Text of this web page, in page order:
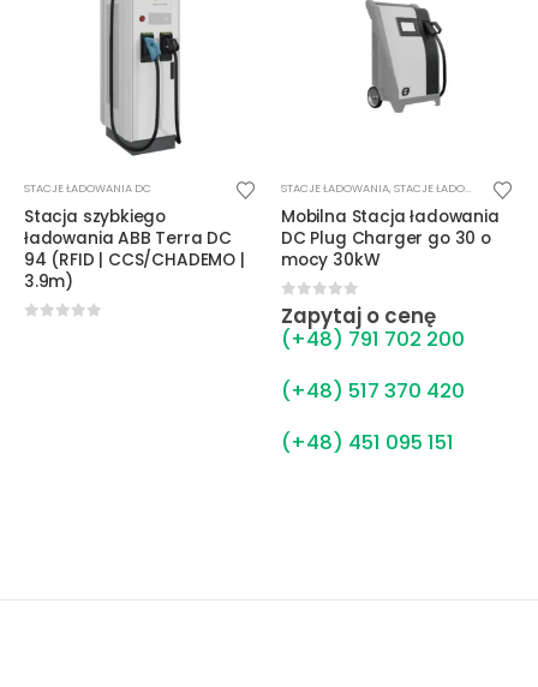
STACJE ŁADOWANIA DC
Stacja szybkiego
ładowania ABB Terra DC
94 (RFID | CCS/CHADEMO |
3.9m)
STACJE ŁADOWANIA,STACJE ŁADOWANIA DC
Mobilna Stacja ładowania
DC Plug Charger go 30 o
mocy 30kW
0 out of 5
Zapytaj o cenę
(+48) 791 702 200
(+48) 517 370 420
(+48) 451 095 151